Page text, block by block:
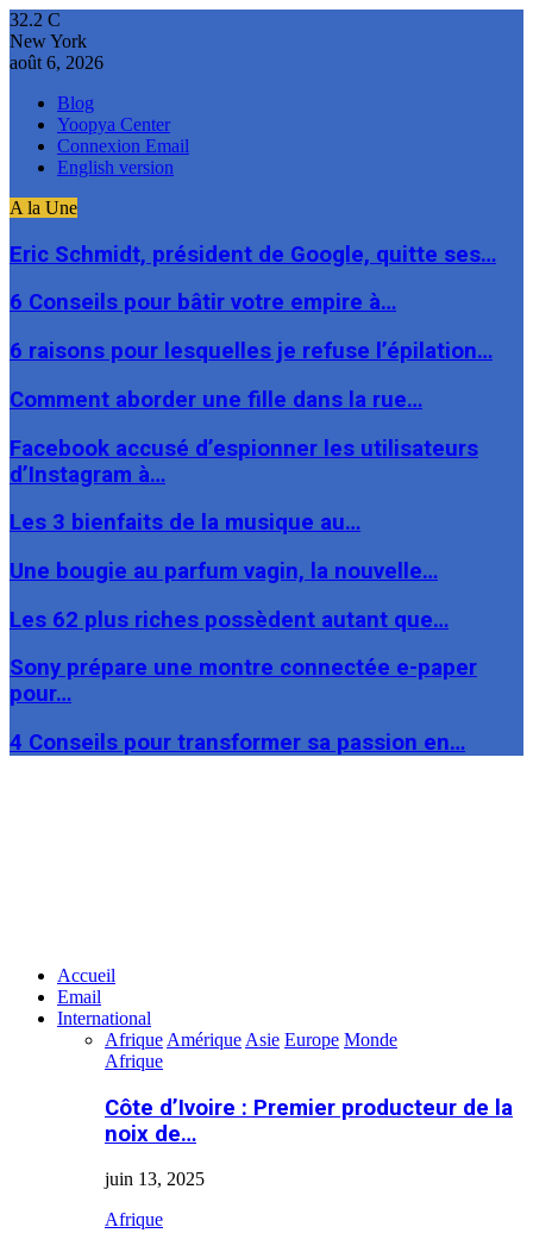
32.2 C
New York
août 6, 2026
Blog
Yoopya Center
Connexion Email
English version
A la Une
Eric Schmidt, président de Google, quitte ses…
6 Conseils pour bâtir votre empire à…
6 raisons pour lesquelles je refuse l’épilation…
Comment aborder une fille dans la rue…
Facebook accusé d’espionner les utilisateurs
d’Instagram à…
Les 3 bienfaits de la musique au…
Une bougie au parfum vagin, la nouvelle…
Les 62 plus riches possèdent autant que…
Sony prépare une montre connectée e-paper
pour…
4 Conseils pour transformer sa passion en…
Accueil
Email
International
Afrique Amérique Asie Europe Monde
Afrique
Côte d’Ivoire : Premier producteur de la
noix de…
juin 13, 2025
Afrique